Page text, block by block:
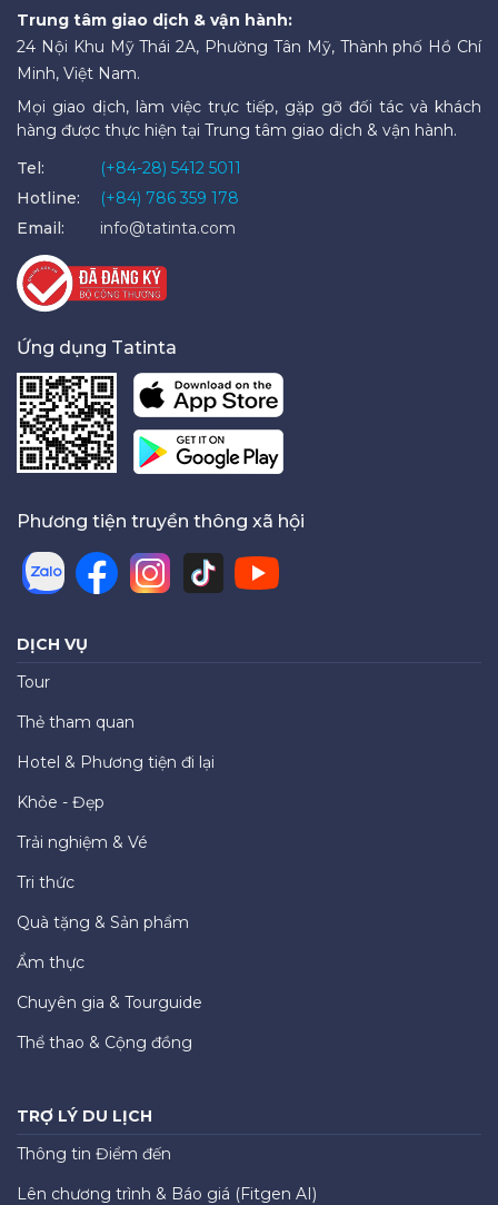
Trung tâm giao dịch & vận hành:
24 Nội Khu Mỹ Thái 2A, Phường Tân Mỹ, Thành phố Hồ Chí
Minh, Việt Nam.
Mọi giao dịch, làm việc trực tiếp, gặp gỡ đối tác và khách
hàng được thực hiện tại Trung tâm giao dịch & vận hành.
Tel:
(+84-28) 5412 5011
Hotline:
(+84) 786 359 178
Email:
info@tatinta.com
Ứng dụng Tatinta
Phương tiện truyền thông xã hội
DỊCH VỤ
Tour
Thẻ tham quan
Hotel & Phương tiện đi lại
Khỏe - Đẹp
Trải nghiệm & Vé
Tri thức
Quà tặng & Sản phẩm
Ẩm thực
Chuyên gia & Tourguide
Thể thao & Cộng đồng
TRỢ LÝ DU LỊCH
Thông tin Điểm đến
Lên chương trình & Báo giá (Fitgen AI)